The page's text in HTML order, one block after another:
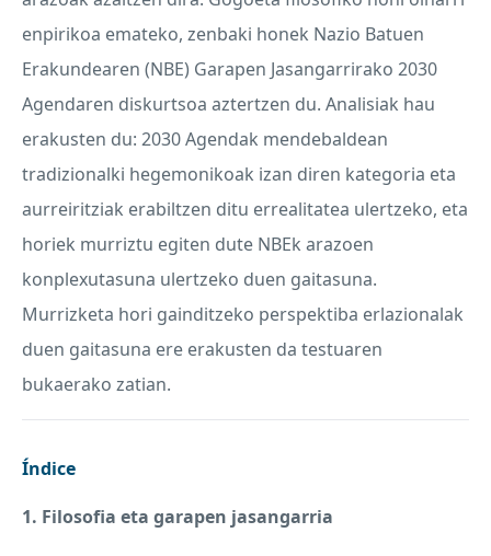
enpirikoa emateko, zenbaki honek Nazio Batuen
Erakundearen (NBE) Garapen Jasangarrirako 2030
Agendaren diskurtsoa aztertzen du. Analisiak hau
erakusten du: 2030 Agendak mendebaldean
tradizionalki hegemonikoak izan diren kategoria eta
aurreiritziak erabiltzen ditu errealitatea ulertzeko, eta
horiek murriztu egiten dute NBEk arazoen
konplexutasuna ulertzeko duen gaitasuna.
Murrizketa hori gainditzeko perspektiba erlazionalak
duen gaitasuna ere erakusten da testuaren
bukaerako zatian.
Índice
1. Filosofia eta garapen jasangarria